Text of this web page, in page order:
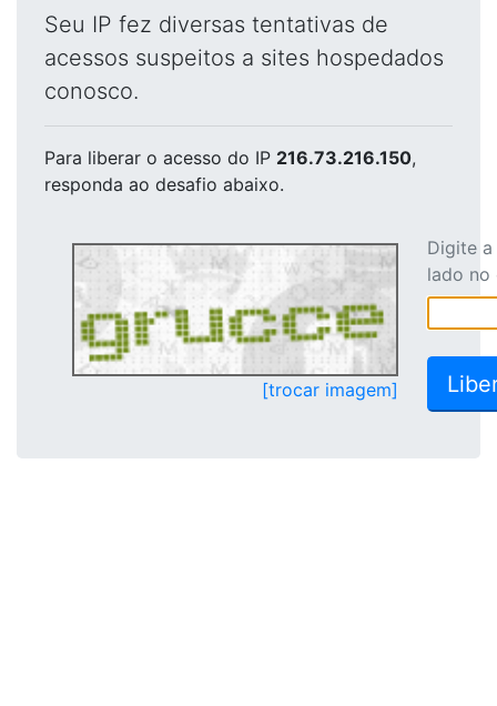
Seu IP fez diversas tentativas de
acessos suspeitos a sites hospedados
conosco.
Para liberar o acesso do IP 216.73.216.150,
responda ao desafio abaixo.
[trocar imagem]
Digite
lado no